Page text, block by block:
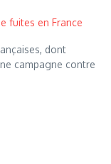
fuites en France
dont
campagne contre